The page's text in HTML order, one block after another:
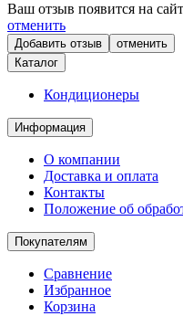
Ваш отзыв появится на
отменить
отменить
Каталог
Кондиционеры
Информация
О компании
Доставка и оплата
Контакты
Положение об
Покупателям
Сравнение
Избранное
Корзина